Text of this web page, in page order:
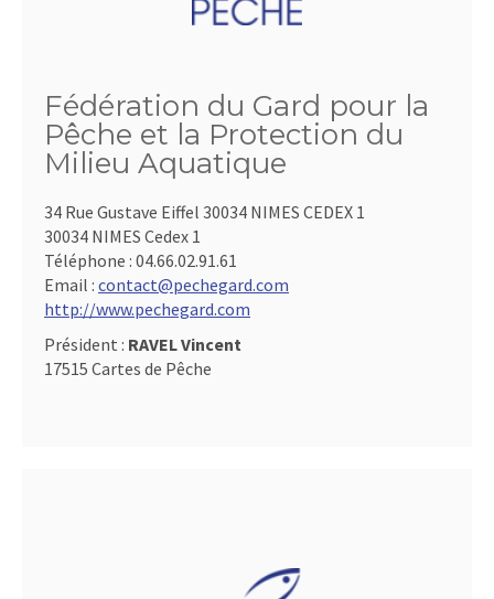
Fédération du Gard pour la
Pêche et la Protection du
Milieu Aquatique
34 Rue Gustave Eiffel 30034 NIMES CEDEX 1
30034 NIMES Cedex 1
Téléphone : 04.66.02.91.61
Email : contact@pechegard.com
http://www.pechegard.com
Président : RAVEL Vincent
17515 Cartes de Pêche